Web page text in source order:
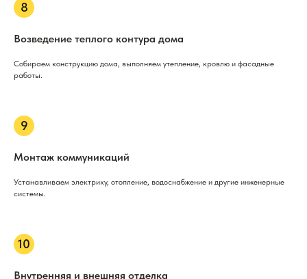
Возведение теплого контура дома
Собираем конструкцию дома, выполняем утепление, кровлю и фасадные
работы.
Монтаж коммуникаций
Устанавливаем электрику, отопление, водоснабжение и другие инженерные
системы.
Внутренняя и внешняя отделка